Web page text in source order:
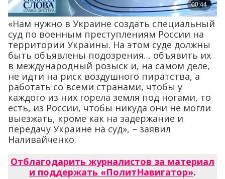
«Нам нужно в Украине создать специальный
суд по военным преступлениям России на
территории Украины. На этом суде должны
быть объявлены подозрения… объявить их
в международный розыск и, на самом деле,
не идти на риск воздушного пиратства, а
работать со всеми странами, чтобы у
каждого из них горела земля под ногами, то
есть, из России, чтобы никуда они не могли
выезжать, кроме как на задержание и
передачу Украине на суд», – заявил
Наливайченко.
Отблагодарить журналистов за материал
и поддержать «ПолитНавигатор».